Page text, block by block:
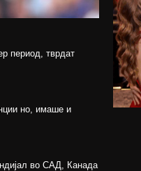
период, тврдат
но, имаше и
во САД, Канада